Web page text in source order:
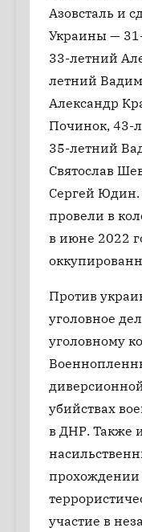
Азовсталь и
Украины —
33-летний
летний
Александр
Починок, 43-
35-летний
Святослав
Сергей Юдин.
провели в
в июне 2022
Против
уголовное
уголовному
убийствах
в ДНР. Также
прохождении
участие в